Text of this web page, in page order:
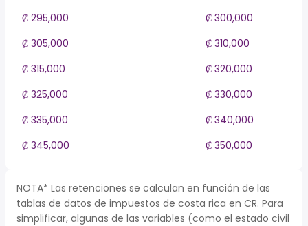
₡ 295,000
₡ 300,000
₡ 305,000
₡ 310,000
₡ 315,000
₡ 320,000
₡ 325,000
₡ 330,000
₡ 335,000
₡ 340,000
₡ 345,000
₡ 350,000
NOTA* Las retenciones se calculan en función de las
tablas de datos de impuestos de costa rica en CR. Para
simplificar, algunas de las variables (como el estado civil